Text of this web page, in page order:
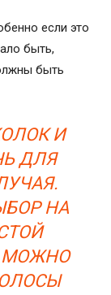
если это
быть,
быть
И
ДЛЯ
НА
МОЖНО